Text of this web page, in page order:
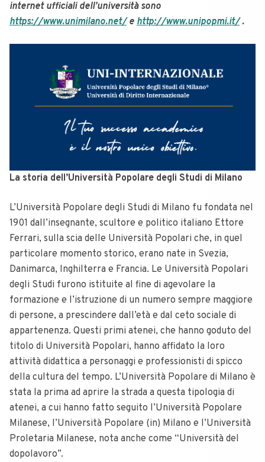
internet ufficiali dell’università sono
https://www.unimilano.net/e http://www.unipopmi.it/.
La storia dell’Università Popolare degli Studi di Milano
L’Università Popolare degli Studi di Milano fu fondata nel
1901 dall’insegnante, scultore e politico italiano Ettore
Ferrari, sulla scia delle Università Popolari che, in quel
particolare momento storico, erano nate in Svezia,
Danimarca, Inghilterra e Francia. Le Università Popolari
degli Studi furono istituite al fine di agevolare la
formazione e l’istruzione di un numero sempre maggiore
di persone, a prescindere dall’età e dal ceto sociale di
appartenenza. Questi primi atenei, che hanno goduto del
titolo di Università Popolari, hanno affidato la loro
attività didattica a personaggi e professionisti di spicco
della cultura del tempo. L’Università Popolare di Milano è
stata la prima ad aprire la strada a questa tipologia di
atenei, a cui hanno fatto seguito l’Università Popolare
Milanese, l’Università Popolare (in) Milano e l’Università
Proletaria Milanese, nota anche come “Università del
dopolavoro”.